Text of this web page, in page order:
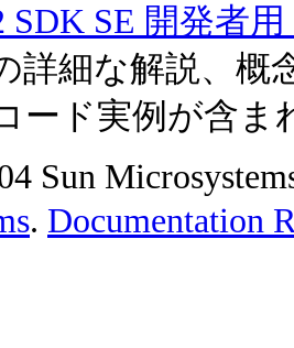
SDK SE 開発者
詳細な解説、概
ード実例が含ま
Sun
. Documentation